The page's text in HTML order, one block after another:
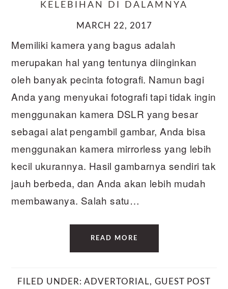
KELEBIHAN DI DALAMNYA
MARCH 22, 2017
Memiliki kamera yang bagus adalah
merupakan hal yang tentunya diinginkan
oleh banyak pecinta fotografi. Namun bagi
Anda yang menyukai fotografi tapi tidak ingin
menggunakan kamera DSLR yang besar
sebagai alat pengambil gambar, Anda bisa
menggunakan kamera mirrorless yang lebih
kecil ukurannya. Hasil gambarnya sendiri tak
jauh berbeda, dan Anda akan lebih mudah
membawanya. Salah satu…
READ MORE
FILED UNDER: ADVERTORIAL, GUEST POST